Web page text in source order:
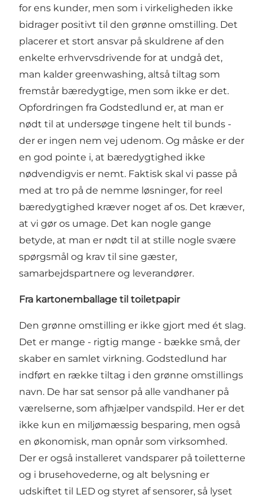
for ens kunder, men som i virkeligheden ikke
bidrager positivt til den grønne omstilling. Det
placerer et stort ansvar på skuldrene af den
enkelte erhvervsdrivende for at undgå det,
man kalder greenwashing, altså tiltag som
fremstår bæredygtige, men som ikke er det.
Opfordringen fra Godstedlund er, at man er
nødt til at undersøge tingene helt til bunds -
der er ingen nem vej udenom. Og måske er der
en god pointe i, at bæredygtighed ikke
nødvendigvis er nemt. Faktisk skal vi passe på
med at tro på de nemme løsninger, for reel
bæredygtighed kræver noget af os. Det kræver,
at vi gør os umage. Det kan nogle gange
betyde, at man er nødt til at stille nogle svære
spørgsmål og krav til sine gæster,
samarbejdspartnere og leverandører.
Fra kartonemballage til toiletpapir
Den grønne omstilling er ikke gjort med ét slag.
Det er mange - rigtig mange - bække små, der
skaber en samlet virkning. Godstedlund har
indført en række tiltag i den grønne omstillings
navn. De har sat sensor på alle vandhaner på
værelserne, som afhjælper vandspild. Her er det
ikke kun en miljømæssig besparing, men også
en økonomisk, man opnår som virksomhed.
Der er også installeret vandsparer på toiletterne
og i brusehovederne, og alt belysning er
udskiftet til LED og styret af sensorer, så lyset